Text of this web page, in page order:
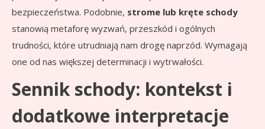
bezpieczeństwa. Podobnie, strome lub kręte schody
stanowią metaforę wyzwań, przeszkód i ogólnych
trudności, które utrudniają nam drogę naprzód. Wymagają
one od nas większej determinacji i wytrwałości.
Sennik schody: kontekst i
dodatkowe interpretacje